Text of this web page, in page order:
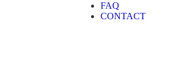
FAQ
CONTACT